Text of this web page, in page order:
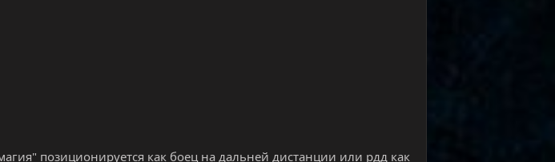
позиционируется как боец на дальней дистанции или рдд как